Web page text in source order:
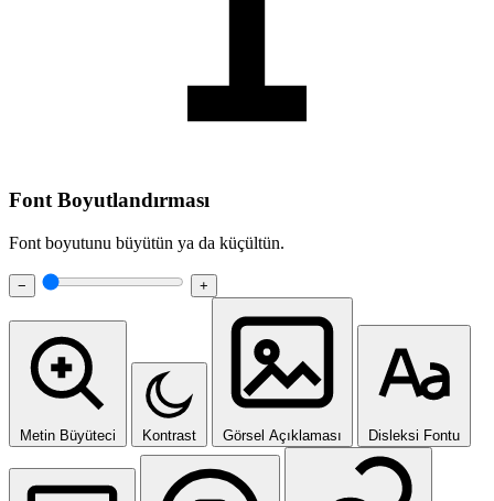
Font Boyutlandırması
Font boyutunu büyütün ya da küçültün.
− +
Metin Büyüteci Kontrast Görsel Açıklaması Disleksi Fontu